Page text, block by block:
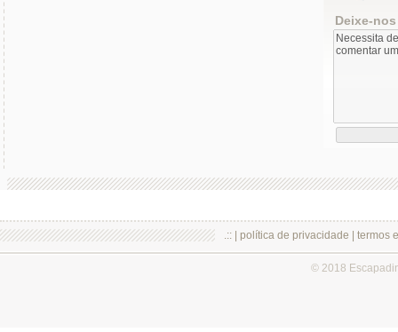
Deixe-
.:: | política de privacidade termos
© 2018